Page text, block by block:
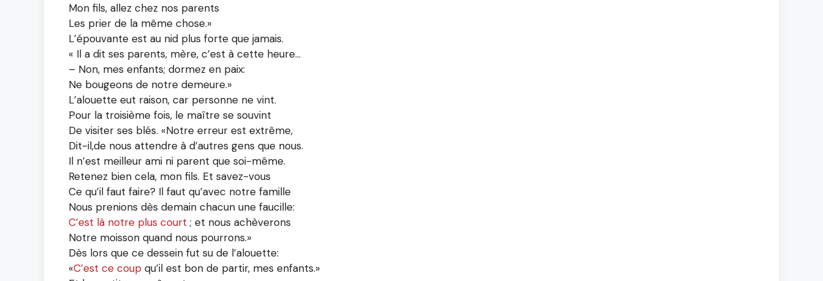
Mon fils, allez chez nos parents
Les prier de la même chose.»
L’épouvante est au nid plus forte que jamais.
« Il a dit ses parents, mère, c’est à cette heure…
– Non, mes enfants; dormez en paix:
Ne bougeons de notre demeure.»
L’alouette eut raison, car personne ne vint.
Pour la troisième fois, le maître se souvint
De visiter ses blés. «Notre erreur est extrême,
Dit-il,de nous attendre à d’autres gens que nous.
Il n’est meilleur ami ni parent que soi-même.
Retenez bien cela, mon fils. Et savez-vous
Ce qu’il faut faire? Il faut qu’avec notre famille
Nous prenions dès demain chacun une faucille:
C’est là notre plus court ; et nous achèverons
Notre moisson quand nous pourrons.»
Dès lors que ce dessein fut su de l’alouette:
«C’est ce coup qu’il est bon de partir, mes enfants.»